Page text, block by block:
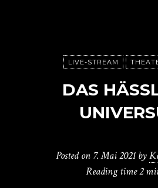
LIVE-STREAM
DAS
Posted on 7. Mai 2021 by
Reading time2